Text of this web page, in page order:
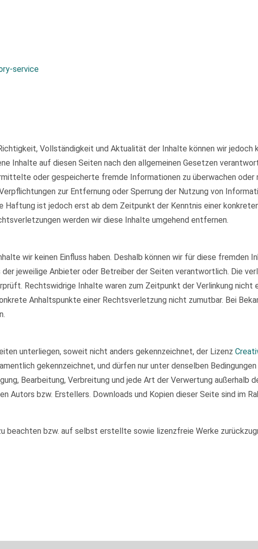
service
Vollständigkeit und Aktualität der Inhalte können wir jedoch
Inhalte auf diesen Seiten nach den allgemeinen Gesetzen
oder gespeicherte fremde Informationen zu überwachen oder
zur Entfernung oder Sperrung der Nutzung von
Haftung ist jedoch erst ab dem Zeitpunkt der Kenntnis einer
werden wir diese Inhalte umgehend entfernen.
wir keinen Einfluss haben. Deshalb können wir für diese fremden
jeweilige Anbieter oder Betreiber der Seiten verantwortlich. Die
Rechtswidrige Inhalte waren zum Zeitpunkt der Verlinkung nicht
Anhaltspunkte einer Rechtsverletzung nicht zumutbar. Bei
unterliegen, soweit nicht anders gekennzeichnet, der Lizenz
gekennzeichnet, und dürfen nur unter denselben
Bearbeitung, Verbreitung und jede Art der Verwertung außerhalb
bzw. Erstellers. Downloads und Kopien dieser Seite sind im
beachten bzw. auf selbst erstellte sowie lizenzfreie Werke